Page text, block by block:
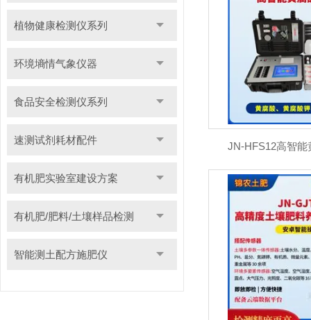
植物健康检测仪系列
环境墒情气象仪器
食品安全检测仪系列
速测试剂耗材配件
有机肥实验室建设方案
有机肥/肥料/土壤样品检测
智能测土配方施肥仪
JN-HFS12高智